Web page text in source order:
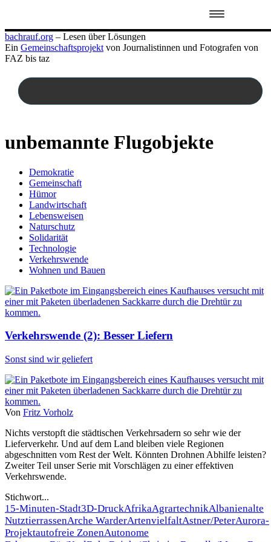
Zum
Inhalt
springen
bachrauf.org – Lesen über Lösungen
Ein Gemeinschaftsprojekt von Journalistinnen und Fotografen von
FAZ bis taz
unbemannte Flugobjekte
Demokratie
Gemeinschaft
Hümor
Landwirtschaft
Lebensweisen
Naturschutz
Solidarität
Technologie
Verkehrswende
Wohnen und Bauen
Verkehrswende (2): Besser Liefern
Sonst sind wir geliefert
Von Fritz Vorholz
Nichts verstopft die städtischen Verkehrsadern so sehr wie der
Lieferverkehr. Und auf dem Land bleiben viele Regionen
abgeschnitten vom Rest der Welt. Könnten Drohnen Abhilfe leisten?
Zweiter Teil unser Serie mit Vorschlägen zu einer effektiven
Verkehrswende.
Stichwort...
15-Minuten-Stadt3D-DruckAfrikaAgrartechnikAlbanienalte
NutztierrassenArche WarderArtenvielfaltAstner/PeterAurora-
Projektautofreie ZonenAutonome